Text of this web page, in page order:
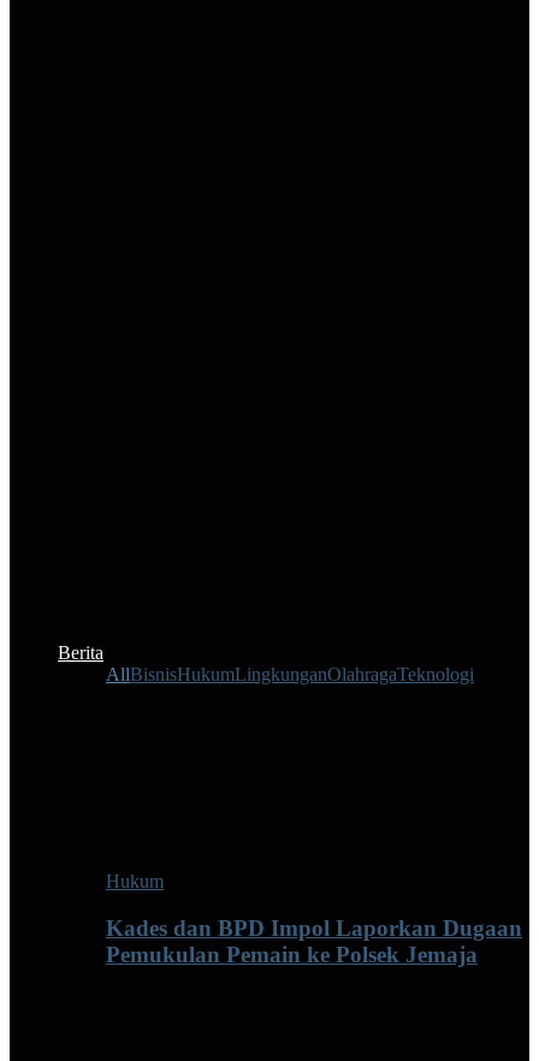
Berita
AllBisnisHukumLingkunganOlahragaTeknologi
Hukum
Kades dan BPD Impol Laporkan Dugaan
Pemukulan Pemain ke Polsek Jemaja